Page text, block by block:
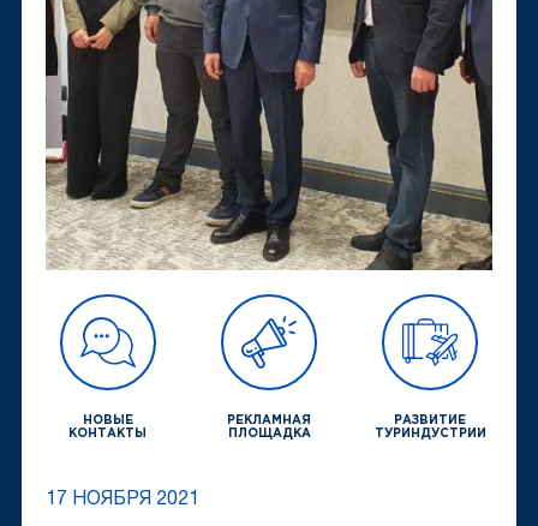
НОВЫЕ
КОНТАКТЫ
РЕКЛАМНАЯ
ПЛОЩАДКА
РАЗВИТИЕ
ТУРИНДУСТРИИ
17 НОЯБРЯ 2021